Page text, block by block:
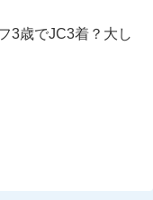
3歳でJC3着？大し